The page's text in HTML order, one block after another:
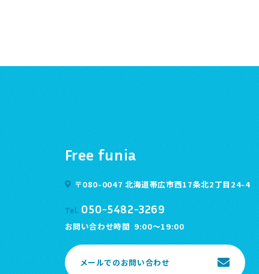
Free funia
〒080-0047 北海道帯広市西17条北2丁目24-4
Tel. 050-5482-3269
お問い合わせ時間 9:00～19:00
メールでのお問い合わせ